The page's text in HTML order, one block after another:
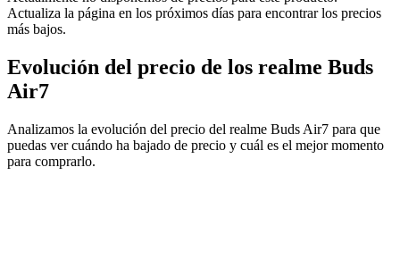
Actualiza la página en los próximos días para encontrar los precios
más bajos.
Evolución del precio de los realme Buds
Air7
Analizamos la evolución del precio del realme Buds Air7 para que
puedas ver cuándo ha bajado de precio y cuál es el mejor momento
para comprarlo.